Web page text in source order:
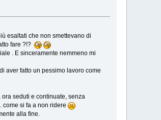
esaltati che non smettevano di
fare ?!?
. E sinceramente nemmeno mi
aver fatto un pessimo lavoro come
seduti e continuate, senza
come si fa a non ridere
alla fine.